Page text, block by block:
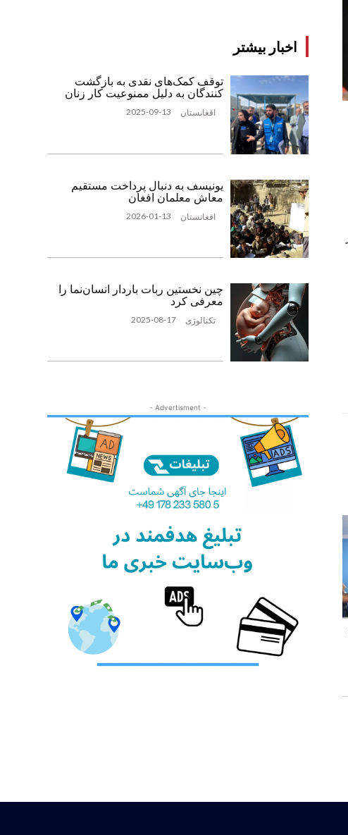
اخبار بیشتر
توقف کمک‌های نقدی به بازگشت
‌کنندگان به دلیل ممنوعیت کار زنان
افغانستان 2025-09-13
یونیسف به دنبال پرداخت مستقیم
معاش معلمان افغان
افغانستان 2026-01-13
چین نخستین ربات باردار انسان‌نما را
معرفی کرد
تکنالوژی 2025-08-17
- Advertisment -